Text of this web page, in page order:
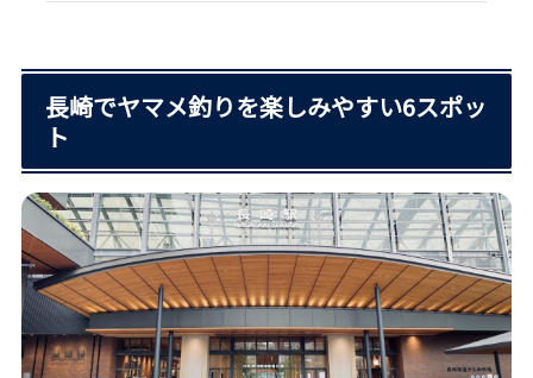
長崎でヤマメ釣りを楽しみやすい6スポッ
ト